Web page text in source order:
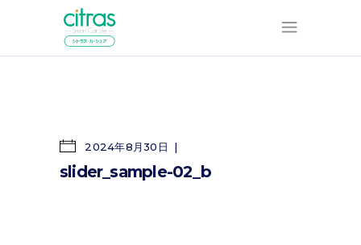
2024年8月30日
slider_sample-02_b